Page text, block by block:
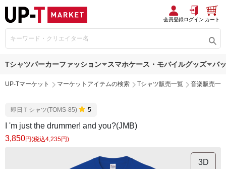
会員登録ログイン カート
Tシャツパーカーファッション スマホケース・モバイルグッズ バ
UP-Tマーケット マーケットアイテムの検索 Tシャツ販売一覧 音楽販売一
即日Ｔシャツ(TOMS-85) 5
I 'm just the drummer! and you?(JMB)
3,850円(税込4,235円)
3D